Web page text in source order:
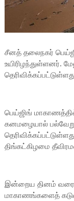
சீனத் தலைநகர்
உயிரிழந்துள்ளனர்.
பெய்ஜிங்
கனமழையால்
திங்கட்கிழமை
இன்றைய தினம் வரை
மாகாணங்களைத்